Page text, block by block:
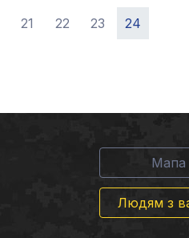
21 22 23 24
Мапа
Людям з